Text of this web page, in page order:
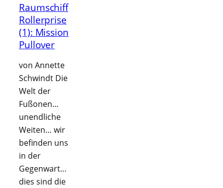
Raumschiff
Rollerprise
(1): Mission
Pullover
von Annette
Schwindt Die
Welt der
Fußonen…
unendliche
Weiten… wir
befinden uns
in der
Gegenwart…
dies sind die